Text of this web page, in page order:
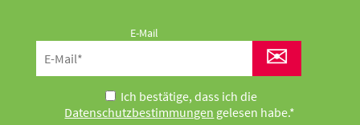
E-Mail
✉
Ich bestätige, dass ich die
Datenschutzbestimmungen gelesen habe.*